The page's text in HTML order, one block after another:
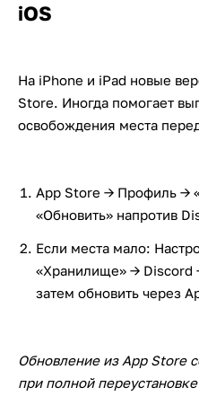
iOS
На iPhone и iPad новые
Store. Иногда помогает
освобождения места
App Store → Профиль →
«Обновить» напротив
Если места мало:
«Хранилище» → Discord
затем обновить через
Обновление из App Store
при полной